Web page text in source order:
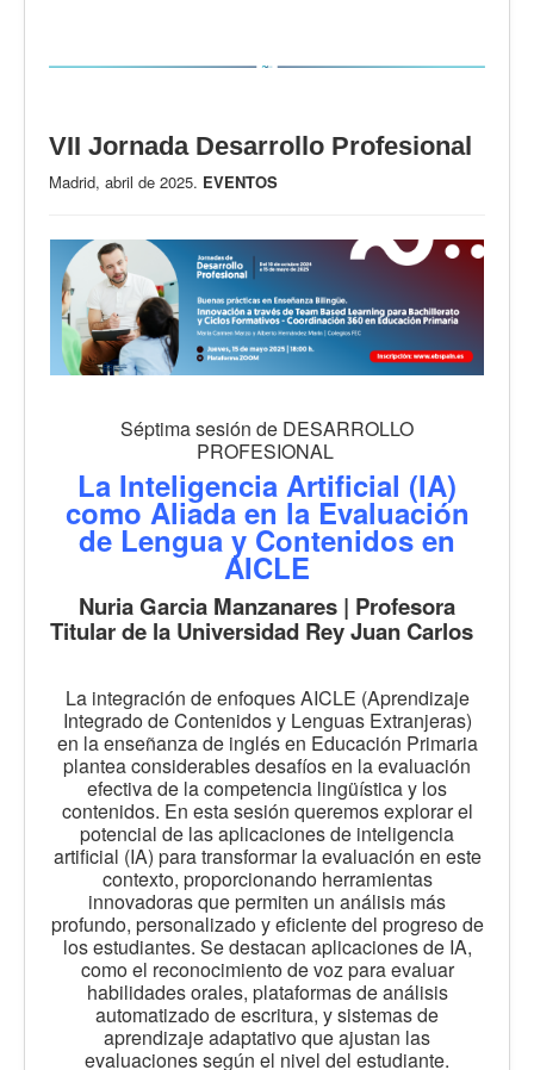
VII Jornada Desarrollo Profesional
Madrid, abril de 2025. EVENTOS
Séptima sesión de DESARROLLO
PROFESIONAL
La Inteligencia Artificial (IA)
como Aliada en la Evaluación
de Lengua y Contenidos en
AICLE
Nuria Garcia Manzanares | Profesora
Titular de la Universidad Rey Juan Carlos
La integración de enfoques AICLE (Aprendizaje
Integrado de Contenidos y Lenguas Extranjeras)
en la enseñanza de inglés en Educación Primaria
plantea considerables desafíos en la evaluación
efectiva de la competencia lingüística y los
contenidos. En esta sesión queremos explorar el
potencial de las aplicaciones de inteligencia
artificial (IA) para transformar la evaluación en este
contexto, proporcionando herramientas
innovadoras que permiten un análisis más
profundo, personalizado y eficiente del progreso de
los estudiantes. Se destacan aplicaciones de IA,
como el reconocimiento de voz para evaluar
habilidades orales, plataformas de análisis
automatizado de escritura, y sistemas de
aprendizaje adaptativo que ajustan las
evaluaciones según el nivel del estudiante.